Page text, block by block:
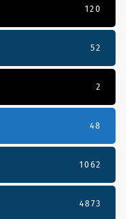
120
52
2
48
1062
4873